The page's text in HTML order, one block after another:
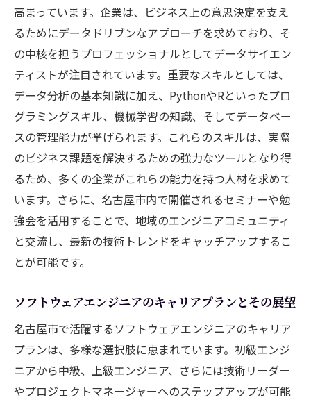
高まっています。企業は、ビジネス上の意思決定を支え
るためにデータドリブンなアプローチを求めており、そ
の中核を担うプロフェッショナルとしてデータサイエン
ティストが注目されています。重要なスキルとしては、
データ分析の基本知識に加え、PythonやRといったプロ
グラミングスキル、機械学習の知識、そしてデータベー
スの管理能力が挙げられます。これらのスキルは、実際
のビジネス課題を解決するための強力なツールとなり得
るため、多くの企業がこれらの能力を持つ人材を求めて
います。さらに、名古屋市内で開催されるセミナーや勉
強会を活用することで、地域のエンジニアコミュニティ
と交流し、最新の技術トレンドをキャッチアップするこ
とが可能です。
ソフトウェアエンジニアのキャリアプランとその展望
名古屋市で活躍するソフトウェアエンジニアのキャリア
プランは、多様な選択肢に恵まれています。初級エンジ
ニアから中級、上級エンジニア、さらには技術リーダー
やプロジェクトマネージャーへのステップアップが可能